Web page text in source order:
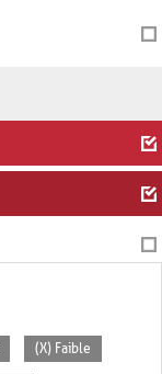
(X) Faible